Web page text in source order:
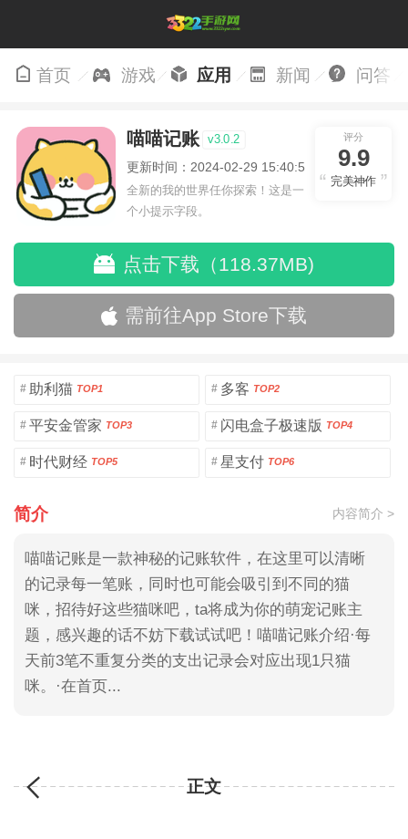
首页 游戏 应用 新闻 问答
喵喵记账 v3.0.2
更新时间：2024-02-29 15:40:58
全新的我的世界任你探索！这是一
个小提示字段。
评分
9.9
完美神作
点击下载（118.37MB)
需前往App Store下载
# 助利猫 TOP1 # 多客 TOP2
# 平安金管家 TOP3 # 闪电盒子极速版 TOP4
# 时代财经 TOP5 # 星支付 TOP6
简介 内容简介 >
喵喵记账是一款神秘的记账软件，在这里可以清晰
的记录每一笔账，同时也可能会吸引到不同的猫
咪，招待好这些猫咪吧，ta将成为你的萌宠记账主
题，感兴趣的话不妨下载试试吧！喵喵记账介绍·每
天前3笔不重复分类的支出记录会对应出现1只猫
咪。·在首页...
正文